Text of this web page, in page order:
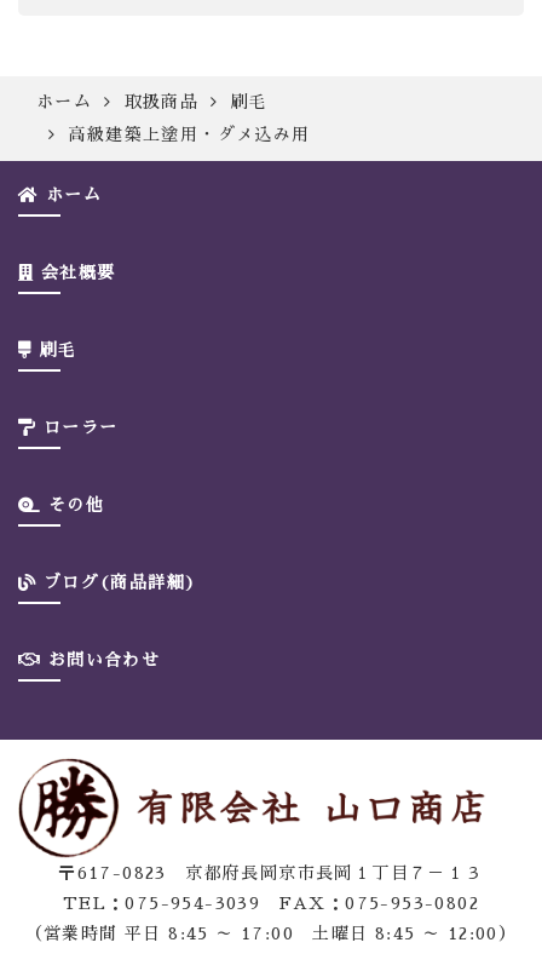
ホーム 取扱商品
刷毛
高級建築上塗用・ダメ込み用
ホーム
会社概要
刷毛
ローラー
その他
ブログ(商品詳細)
お問い合わせ
〒617-0823 京都府長岡京市長岡１丁目７－１３
TEL：075-954-3039 FAX：075-953-0802
（営業時間 平日 8:45 ～ 17:00 土曜日 8:45 ～ 12:00）